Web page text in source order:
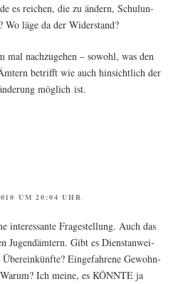
es rei­chen, die zu ändern, Schu­lun­
Wo läge da der Widerstand?
mal nach­zu­ge­hen – sowohl, was den
betrifft wie auch hin­sicht­lich der
mög­lich ist.
UM 20:04 UHR
inter­es­san­te Fra­ge­stel­lung. Auch das
Jugend­äm­tern. Gibt es Dienst­an­wei­
Ein­ge­fah­re­ne Gewohn­
Ich mei­ne, es KÖNNTE ja